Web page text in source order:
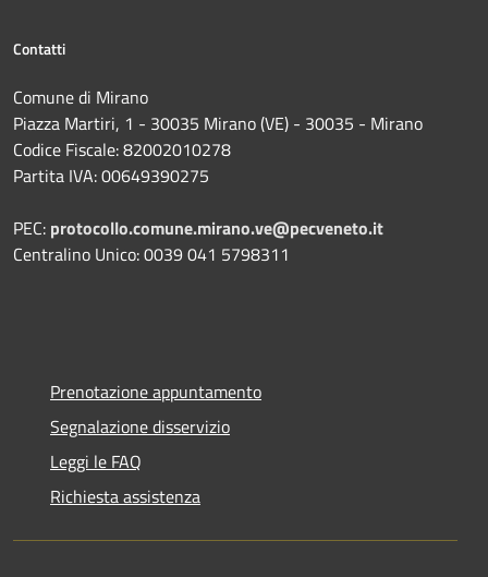
Contatti
Comune di Mirano
Piazza Martiri, 1 - 30035 Mirano (VE) - 30035 - Mirano
Codice Fiscale: 82002010278
Partita IVA: 00649390275
PEC: protocollo.comune.mirano.ve@pecveneto.it
Centralino Unico: 0039 041 5798311
Prenotazione appuntamento
Segnalazione disservizio
Leggi le FAQ
Richiesta assistenza